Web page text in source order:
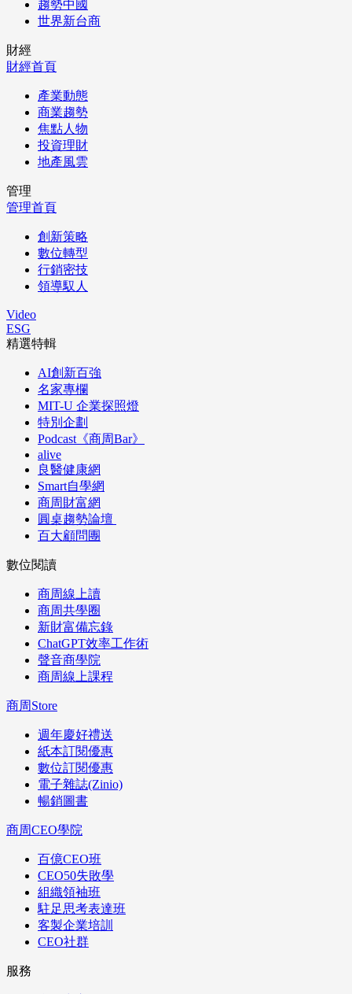
趨勢中國
世界新台商
財經
財經首頁
產業動態
商業趨勢
焦點人物
投資理財
地產風雲
管理
管理首頁
創新策略
數位轉型
行銷密技
領導馭人
Video
ESG
精選特輯
AI創新百強
名家專欄
MIT-U 企業探照燈
特別企劃
Podcast《商周Bar》
alive
良醫健康網
Smart自學網
商周財富網
圓桌趨勢論壇
百大顧問團
數位閱讀
商周線上讀
商周共學圈
新財富備忘錄
ChatGPT效率工作術
聲音商學院
商周線上課程
商周Store
週年慶好禮送
紙本訂閱優惠
數位訂閱優惠
電子雜誌(Zinio)
暢銷圖書
商周CEO學院
百億CEO班
CEO50失敗學
組織領袖班
駐足思考表達班
客製企業培訓
CEO社群
服務